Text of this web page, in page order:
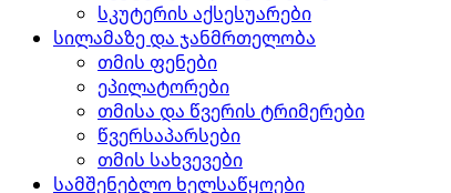
სკუტერის აქსესუარები
სილამაზე და ჯანმრთელობა
თმის ფენები
ეპილატორები
თმისა და წვერის ტრიმერები
წვერსაპარსები
თმის სახვევები
სამშენებლო ხელსაწყოები